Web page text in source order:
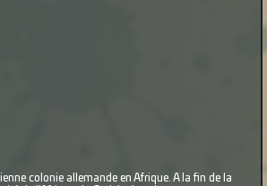
colonie allemande en Afrique. A la fin de la